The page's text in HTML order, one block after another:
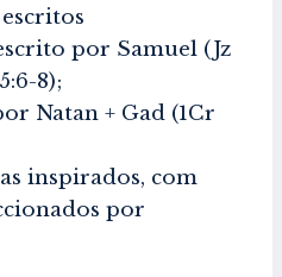
escritos
por Samuel (Jz
8);
Natan + Gad (1Cr
inspirados, com
por